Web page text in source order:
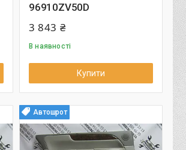
96910ZV50D
3 843 ₴
В наявності
Купити
Автошрот